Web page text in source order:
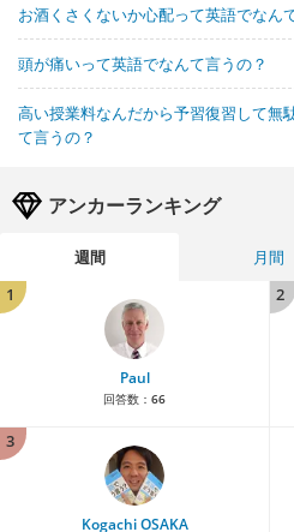
お酒くさくないか心配って英語でなん
頭が痛いって英語でなんて言うの？
高い授業料なんだから予習復習して無
て言うの？
アンカーランキング
週間 月間
1
Paul
回答数： 66
2
3
Kogachi OSAKA